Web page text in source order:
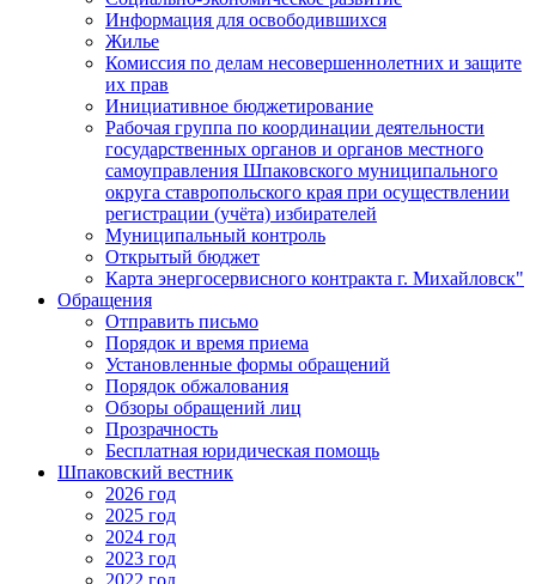
Информация для освободившихся
Жилье
Комиссия по делам несовершеннолетних и защите
их прав
Инициативное бюджетирование
Рабочая группа по координации деятельности
государственных органов и органов местного
самоуправления Шпаковского муниципального
округа ставропольского края при осуществлении
регистрации (учёта) избирателей
Муниципальный контроль
Открытый бюджет
Карта энергосервисного контракта г. Михайловск"
Обращения
Отправить письмо
Порядок и время приема
Установленные формы обращений
Порядок обжалования
Обзоры обращений лиц
Прозрачность
Бесплатная юридическая помощь
Шпаковский вестник
2026 год
2025 год
2024 год
2023 год